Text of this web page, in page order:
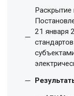
Раскрытие
21 января